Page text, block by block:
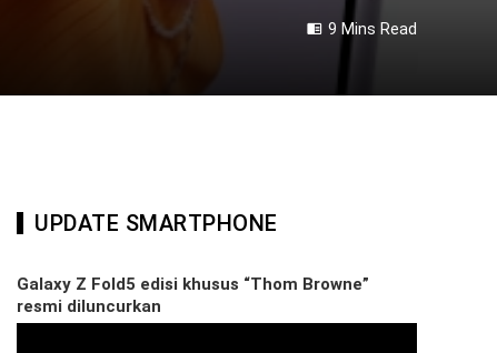
9 Mins Read
UPDATE SMARTPHONE
Galaxy Z Fold5 edisi khusus “Thom Browne”
resmi diluncurkan